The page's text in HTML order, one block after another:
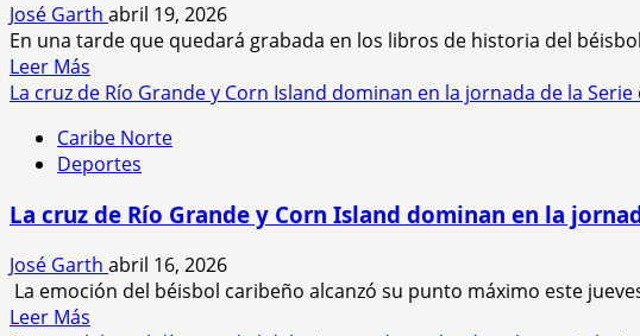
Grande
hace
historia
al
coronarse
campeón
de
la
75
Serie
del
José Garth abril 19, 2026
En una tarde que quedará grabada en los libros de historia del béisbol
Leer Más
más
de
La
de
Grande
y
Bluefields
La cruz de Río Grande y Corn Island dominan en la jornada de la Serie
Caribe Norte
Deportes
La cruz de Río Grande y Corn Island dominan en la
José Garth abril 16, 2026
La emoción del béisbol caribeño alcanzó su punto máximo este
Leer Más